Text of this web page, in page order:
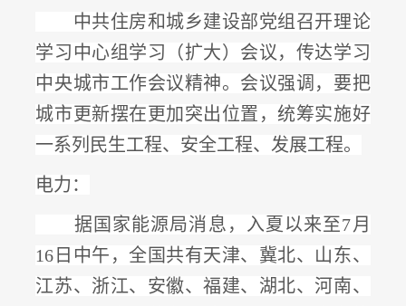
中共住房和城乡建设部党组召开理论
学习中心组学习（扩大）会议，传达学习
中央城市工作会议精神。会议强调， 要把
城市更新摆在更加突出位置 ，统筹实施好
一系列民生工程、安全工程、发展工程。
电力：
据国家能源局消息，入夏以来至7月
16日中午，全国共有天津、冀北、山东、
江苏、浙江、安徽、福建、湖北、河南、